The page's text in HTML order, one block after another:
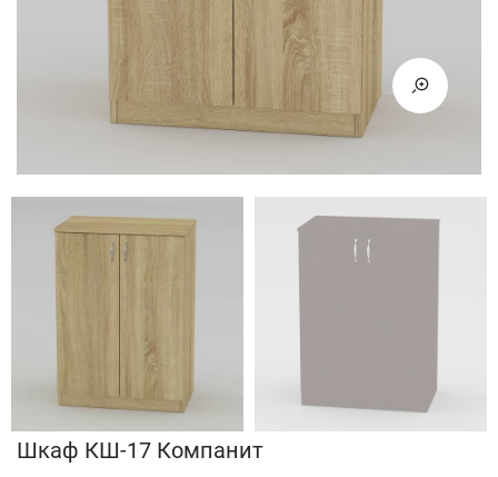
Шкаф КШ-17 Компанит